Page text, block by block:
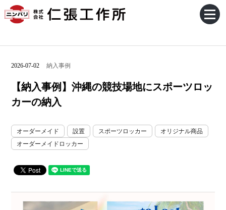
2026-07-02 納入事例
【納入事例】沖縄の競技場地にスポーツロッ
カーの納入
オーダーメイド 設置 スポーツロッカー
オリジナル商品
オーダーメイドロッカー